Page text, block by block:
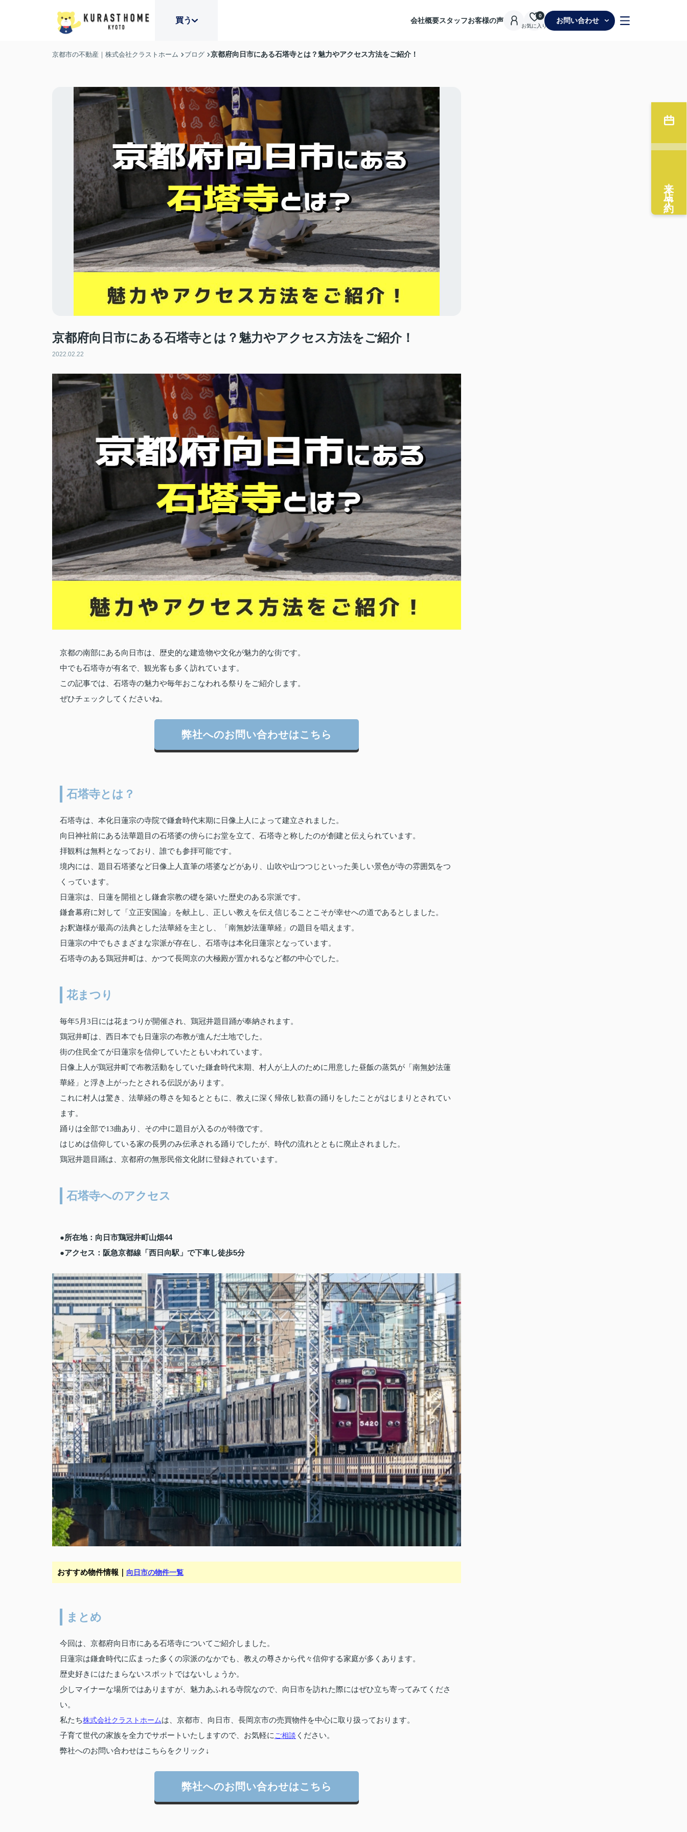
買う 会社概要スタッフお客様の声
お気に入り
0
お問い合わせ
京都市の不動産｜株式会社クラストホーム ブログ 京都府向日市にある石塔寺とは？魅力やアクセス方法をご紹介！
京都府向日市にある石塔寺とは？魅力やアクセス方法をご紹介！
2022.02.22
京都の南部にある向日市は、歴史的な建造物や文化が魅力的な街です。
中でも石塔寺が有名で、観光客も多く訪れています。
この記事では、石塔寺の魅力や毎年おこなわれる祭りをご紹介します。
ぜひチェックしてくださいね。
弊社へのお問い合わせはこちら
石塔寺とは？
石塔寺は、本化日蓮宗の寺院で鎌倉時代末期に日像上人によって建立されました。
向日神社前にある法華題目の石塔婆の傍らにお堂を立て、石塔寺と称したのが創建と伝えられています。
拝観料は無料となっており、誰でも参拝可能です。
境内には、題目石塔婆など日像上人直筆の塔婆などがあり、山吹や山つつじといった美しい景色が寺の雰囲気をつ
くっています。
日蓮宗は、日蓮を開祖とし鎌倉宗教の礎を築いた歴史のある宗派です。
鎌倉幕府に対して「立正安国論」を献上し、正しい教えを伝え信じることこそが幸せへの道であるとしました。
お釈迦様が最高の法典とした法華経を主とし、「南無妙法蓮華経」の題目を唱えます。
日蓮宗の中でもさまざまな宗派が存在し、石塔寺は本化日蓮宗となっています。
石塔寺のある鶏冠井町は、かつて長岡京の大極殿が置かれるなど都の中心でした。
花まつり
毎年5月3日には花まつりが開催され、鶏冠井題目踊が奉納されます。
鶏冠井町は、西日本でも日蓮宗の布教が進んだ土地でした。
街の住民全てが日蓮宗を信仰していたともいわれています。
日像上人が鶏冠井町で布教活動をしていた鎌倉時代末期、村人が上人のために用意した昼飯の蒸気が「南無妙法蓮
華経」と浮き上がったとされる伝説があります。
これに村人は驚き、法華経の尊さを知るとともに、教えに深く帰依し歓喜の踊りをしたことがはじまりとされてい
ます。
踊りは全部で13曲あり、その中に題目が入るのが特徴です。
はじめは信仰している家の長男のみ伝承される踊りでしたが、時代の流れとともに廃止されました。
鶏冠井題目踊は、京都府の無形民俗文化財に登録されています。
石塔寺へのアクセス
●所在地：向日市鶏冠井町山畑44
●アクセス：阪急京都線「西日向駅」で下車し徒歩5分
おすすめ物件情報｜ 向日市の物件一覧
まとめ
今回は、京都府向日市にある石塔寺についてご紹介しました。
日蓮宗は鎌倉時代に広まった多くの宗派のなかでも、教えの尊さから代々信仰する家庭が多くあります。
歴史好きにはたまらないスポットではないしょうか。
少しマイナーな場所ではありますが、魅力あふれる寺院なので、向日市を訪れた際にはぜひ立ち寄ってみてくださ
い。
私たち株式会社クラストホームは、京都市、向日市、長岡京市の売買物件を中心に取り扱っております。
子育て世代の家族を全力でサポートいたしますので、お気軽に ご相談 ください。
弊社へのお問い合わせはこちらをクリック↓
弊社へのお問い合わせはこちら
来店予約